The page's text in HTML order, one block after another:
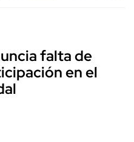
falta de
en el